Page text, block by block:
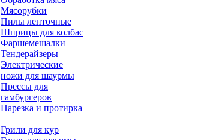
Мясорубки
Пилы ленточные
Шприцы для колбас
Фаршемешалки
Тендерайзеры
Электрические
ножи для шаурмы
Прессы для
гамбургеров
Нарезка и протирка
Грили для кур